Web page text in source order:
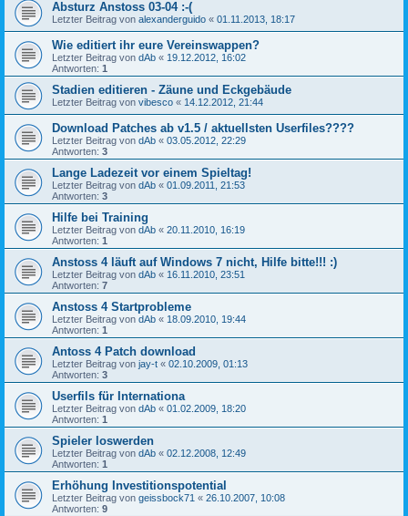
Absturz Anstoss 03-04 :-(
Letzter Beitrag von alexanderguido « 01.11.2013, 18:17
Wie editiert ihr eure Vereinswappen?
Letzter Beitrag von dAb « 19.12.2012, 16:02
Antworten: 1
Stadien editieren - Zäune und Eckgebäude
Letzter Beitrag von vibesco « 14.12.2012, 21:44
Download Patches ab v1.5 / aktuellsten Userfiles????
Letzter Beitrag von dAb « 03.05.2012, 22:29
Antworten: 3
Lange Ladezeit vor einem Spieltag!
Letzter Beitrag von dAb « 01.09.2011, 21:53
Antworten: 3
Hilfe bei Training
Letzter Beitrag von dAb « 20.11.2010, 16:19
Antworten: 1
Anstoss 4 läuft auf Windows 7 nicht, Hilfe bitte!!! :)
Letzter Beitrag von dAb « 16.11.2010, 23:51
Antworten: 7
Anstoss 4 Startprobleme
Letzter Beitrag von dAb « 18.09.2010, 19:44
Antworten: 1
Antoss 4 Patch download
Letzter Beitrag von jay-t « 02.10.2009, 01:13
Antworten: 3
Userfils für Internationa
Letzter Beitrag von dAb « 01.02.2009, 18:20
Antworten: 1
Spieler loswerden
Letzter Beitrag von dAb « 02.12.2008, 12:49
Antworten: 1
Erhöhung Investitionspotential
Letzter Beitrag von geissbock71 « 26.10.2007, 10:08
Antworten: 9